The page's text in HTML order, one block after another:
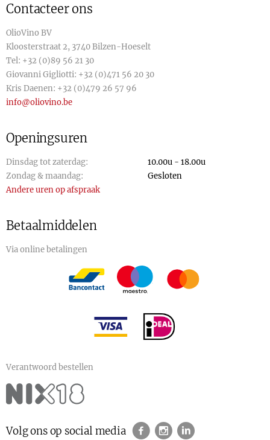
Contacteer ons
OlioVino BV
Kloosterstraat 2, 3740 Bilzen-Hoeselt
Tel: +32 (0)89 56 21 30
Giovanni Gigliotti: +32 (0)471 56 20 30
Kris Daenen: +32 (0)479 26 57 96
info@oliovino.be
Openingsuren
Dinsdag tot zaterdag:
10.00u - 18.00u
Zondag & maandag:
Gesloten
Andere uren op afspraak
Betaalmiddelen
Via online betalingen
Verantwoord bestellen
Volg ons op social media